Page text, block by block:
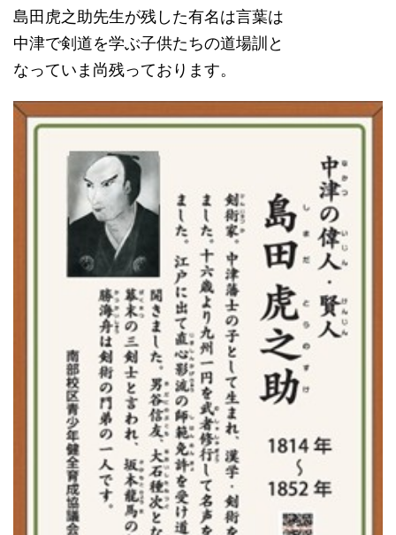
島田虎之助先生が残した有名は言葉は
中津で剣道を学ぶ子供たちの道場訓と
なっていま尚残っております。